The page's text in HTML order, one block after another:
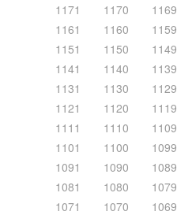
1171
1170 1169
1161
1160 1159
1151
1150 1149
1141
1140 1139
1131
1130 1129
1121
1120 1119
1111
1110 1109
1101
1100 1099
1091
1090 1089
1081
1080 1079
1071
1070 1069